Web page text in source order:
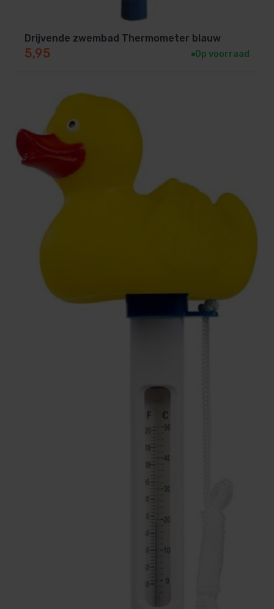
Drijvende zwembad Thermometer blauw
5,95 Op voorraad